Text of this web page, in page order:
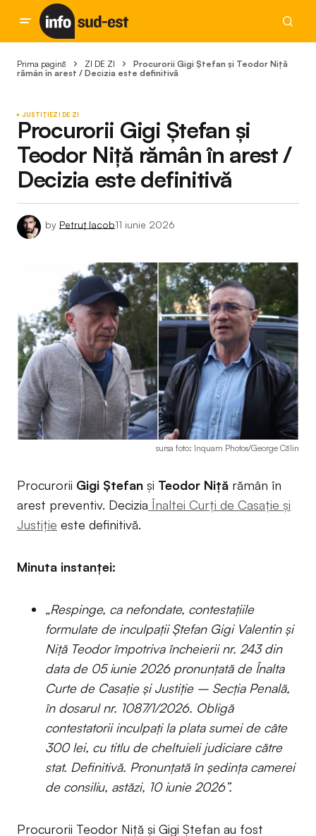
Prima pagină ZI DE ZI
Procurorii Gigi Ștefan și Teodor Niță
rămân în arest / Decizia este definitivă
JUSTIȚIEZI DE ZI
Procurorii Gigi Ștefan și
Teodor Niță rămân în arest /
Decizia este definitivă
by Petruț Iacob11 iunie 2026
sursa foto: Inquam Photos/George Călin
Procurorii Gigi Ștefan și Teodor Niță rămân în
arest preventiv. Decizia Înaltei Curți de Casație și
Justiție este definitivă.
Minuta instanței:
„Respinge, ca nefondate, contestaţiile
formulate de inculpaţii Ştefan Gigi Valentin şi
Niţă Teodor împotriva încheierii nr. 243 din
data de 05 iunie 2026 pronunţată de Înalta
Curte de Casaţie şi Justiţie – Secţia Penală,
în dosarul nr. 1087/1/2026. Obligă
contestatorii inculpaţi la plata sumei de câte
300 lei, cu titlu de cheltuieli judiciare către
stat. Definitivă. Pronunţată în şedinţa camerei
de consiliu, astăzi, 10 iunie 2026”.
Procurorii Teodor Niță și Gigi Ștefan au fost